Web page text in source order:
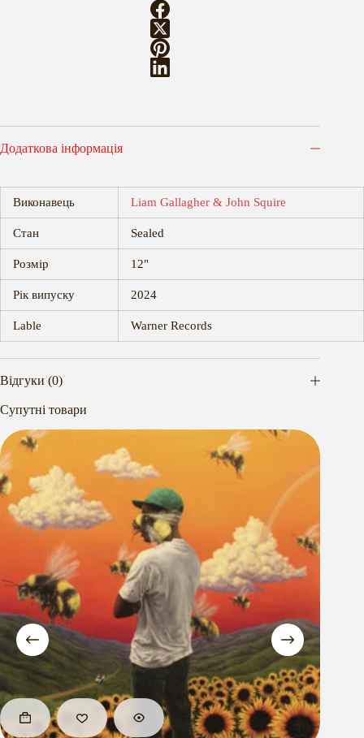
Додаткова інформація
Виконавець Liam Gallagher & John Squire
Стан Sealed
Розмір 12"
Рік випуску 2024
Lable Warner Records
Відгуки (0)
Супутні товари